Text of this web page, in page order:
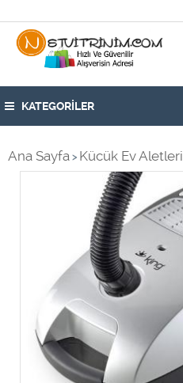
KATEGORİLER
Ana Sayfa > Kücük Ev Aletleri